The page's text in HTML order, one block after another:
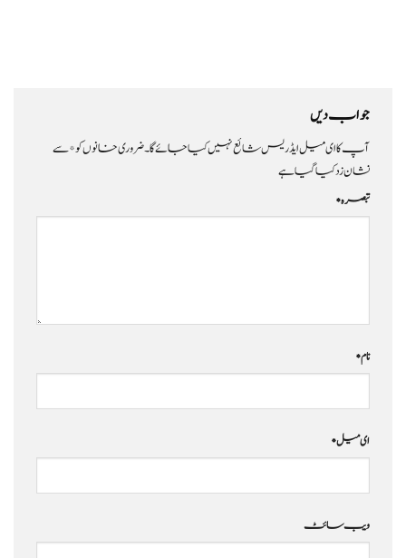
جواب دیں
آپ کا ای میل ایڈریس شائع نہیں کیا جائے گا۔ضروری خانوں کو*سے
نشان زد کیا گیا ہے
تبصرہ*
نام*
ای میل*
ویب‌ سائٹ